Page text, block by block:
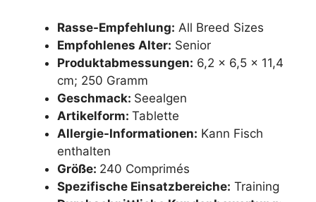
Rasse-Empfehlung: All Breed Sizes
Empfohlenes Alter: Senior
Produktabmessungen: 6,2 x 6,5 x 11,4
cm; 250 Gramm
Geschmack: Seealgen
Artikelform: Tablette
Allergie-Informationen: Kann Fisch
enthalten
Größe: 240 Comprimés
Spezifische Einsatzbereiche: Training